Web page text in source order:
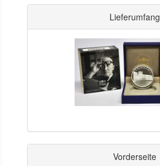
Lieferumfang
Vorderseite